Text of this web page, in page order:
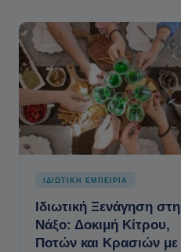
ΙΔΙΩΤΙΚΗ ΕΜΠΕΙΡΙΑ
Ιδιωτική Ξενάγηση στη
Νάξο: Δοκιμή Κίτρου,
Ποτών και Κρασιών με